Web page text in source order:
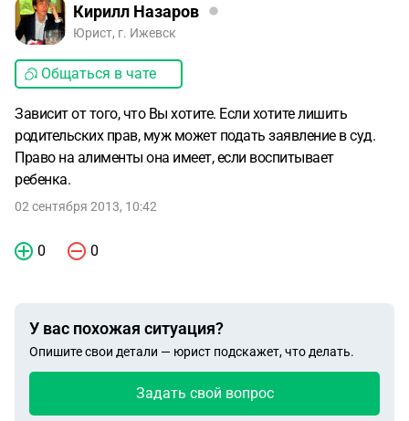
Кирилл Назаров
Юрист, г. Ижевск
Общаться в чате
Зависит от того, что Вы хотите. Если хотите лишить
родительских прав, муж может подать заявление в суд.
Право на алименты она имеет, если воспитывает
ребенка.
02 сентября 2013, 10:42
0 0
У вас похожая ситуация?
Опишите свои детали — юрист подскажет, что делать.
Задать свой вопрос